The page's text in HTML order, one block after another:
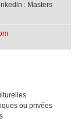
: Masters
ou privées